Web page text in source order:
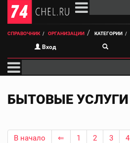
СПРАВОЧНИК ОРГАНИЗАЦИИ КАТЕГОРИИ
Вход
БЫТОВЫЕ УСЛУГИ
В начало ⇐ 1 2 3 4